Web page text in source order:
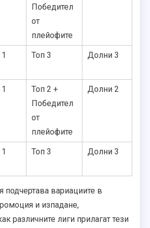
Победител
от
плейофите
1 Топ 3 Долни 3
1
Топ 2 +
Победител
от
плейофите
Долни 2
1 Топ 3 Долни 3
подчертава вариациите в
и изпадане,
различните лиги прилагат тези